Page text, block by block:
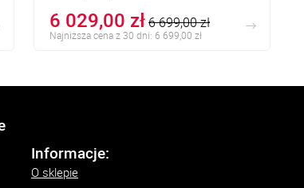
6 029,00 zł6 699,00 zł
Najniższa cena z 30 dni: 6 699,00 zł
Informacje:
O sklepie